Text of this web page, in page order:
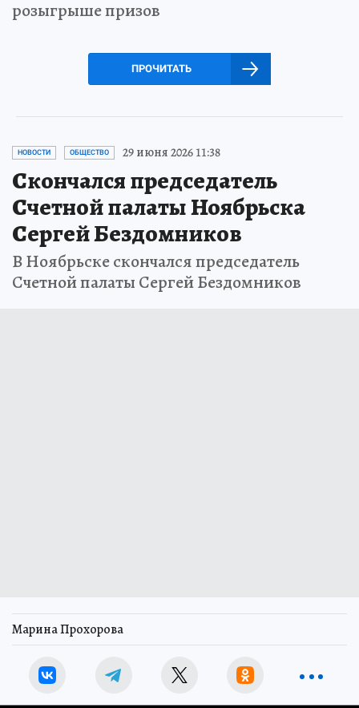
розыгрыше призов
ПРОЧИТАТЬ
НОВОСТИ ОБЩЕСТВО 29 июня 2026 11:38
Скончался председатель
Счетной палаты Ноябрьска
Сергей Бездомников
В Ноябрьске скончался председатель
Счетной палаты Сергей Бездомников
Марина Прохорова